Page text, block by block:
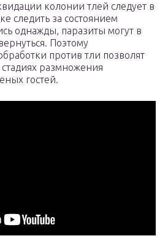
колонии тлей следует в
следить за состоянием
однажды, паразиты могут в
Поэтому
против тли позволят
размножения
гостей.